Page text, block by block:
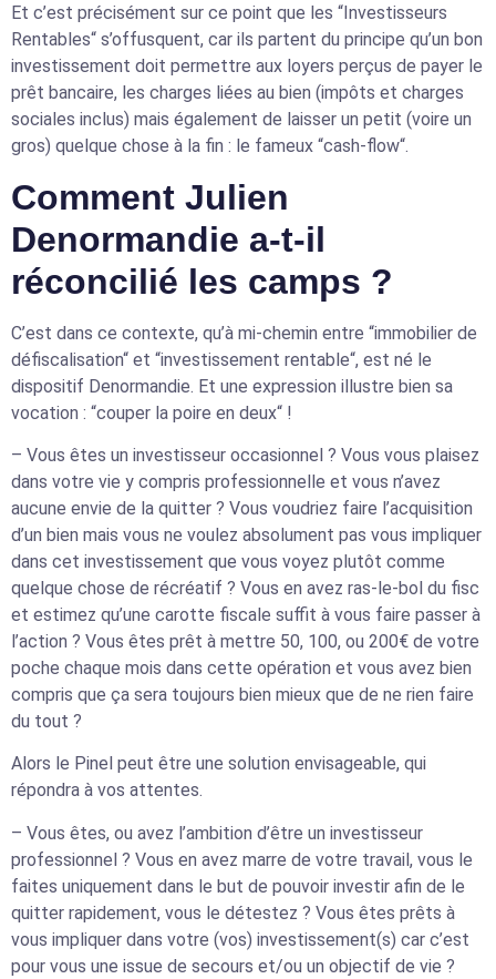
Et c’est précisément sur ce point que les “Investisseurs
Rentables“ s’offusquent, car ils partent du principe qu’un bon
investissement doit permettre aux loyers perçus de payer le
prêt bancaire, les charges liées au bien (impôts et charges
sociales inclus) mais également de laisser un petit (voire un
gros) quelque chose à la fin : le fameux “cash-flow“.
Comment Julien
Denormandie a-t-il
réconcilié les camps ?
C’est dans ce contexte, qu’à mi-chemin entre “immobilier de
défiscalisation“ et “investissement rentable“, est né le
dispositif Denormandie. Et une expression illustre bien sa
vocation : “couper la poire en deux“ !
– Vous êtes un investisseur occasionnel ? Vous vous plaisez
dans votre vie y compris professionnelle et vous n’avez
aucune envie de la quitter ? Vous voudriez faire l’acquisition
d’un bien mais vous ne voulez absolument pas vous impliquer
dans cet investissement que vous voyez plutôt comme
quelque chose de récréatif ? Vous en avez ras-le-bol du fisc
et estimez qu’une carotte fiscale suffit à vous faire passer à
l’action ? Vous êtes prêt à mettre 50, 100, ou 200€ de votre
poche chaque mois dans cette opération et vous avez bien
compris que ça sera toujours bien mieux que de ne rien faire
du tout ?
Alors le Pinel peut être une solution envisageable, qui
répondra à vos attentes.
– Vous êtes, ou avez l’ambition d’être un investisseur
professionnel ? Vous en avez marre de votre travail, vous le
faites uniquement dans le but de pouvoir investir afin de le
quitter rapidement, vous le détestez ? Vous êtes prêts à
vous impliquer dans votre (vos) investissement(s) car c’est
pour vous une issue de secours et/ou un objectif de vie ?